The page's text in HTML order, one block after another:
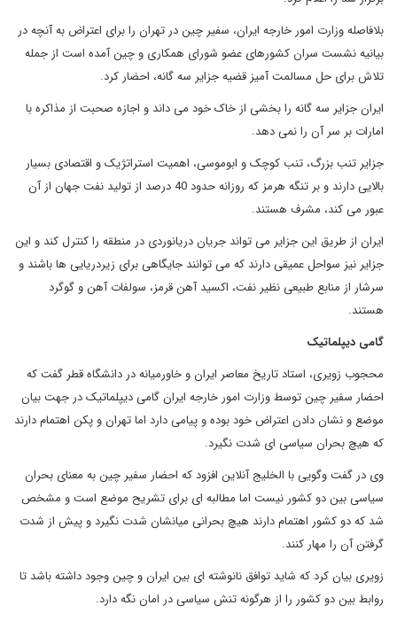
بلافاصله وزارت امور خارجه ایران، سفیر چین در تهران را برای اعتراض به آنچه در
بیانیه نشست سران کشورهای عضو شورای همکاری و چین آمده است از جمله
تلاش برای حل مسالمت آمیز قضیه جزایر سه گانه، احضار کرد.
ایران جزایر سه گانه را بخشی از خاک خود می داند و اجازه صحبت از مذاکره با
امارات بر سر آن را نمی دهد.
جزایر تنب بزرگ، تنب کوچک و ابوموسی، اهمیت استراتژیک و اقتصادی بسیار
بالایی دارند و بر تنگه هرمز که روزانه حدود 40 درصد از تولید نفت جهان از آن
عبور می کند، مشرف هستند.
ایران از طریق این جزایر می تواند جریان دریانوردی در منطقه را کنترل کند و این
جزایر نیز سواحل عمیقی دارند که می توانند جایگاهی برای زیردریایی ها باشند و
سرشار از منابع طبیعی نظیر نفت، اکسید آهن قرمز، سولفات آهن و گوگرد
هستند.
گامی دیپلماتیک
محجوب زویری، استاد تاریخ معاصر ایران و خاورمیانه در دانشگاه قطر گفت که
احضار سفیر چین توسط وزارت امور خارجه ایران گامی دیپلماتیک در جهت بیان
موضع و نشان دادن اعتراض خود بوده و پیامی دارد اما تهران و پکن اهتمام دارند
که هیچ بحران سیاسی ای شدت نگیرد.
وی در گفت وگویی با الخلیج آنلاین افزود که احضار سفیر چین به معنای بحران
سیاسی بین دو کشور نیست اما مطالبه ای برای تشریح موضع است و مشخص
شد که دو کشور اهتمام دارند هیچ بحرانی میانشان شدت نگیرد و پیش از شدت
گرفتن آن را مهار کنند.
زویری بیان کرد که شاید توافق نانوشته ای بین ایران و چین وجود داشته باشد تا
روابط بین دو کشور را از هرگونه تنش سیاسی در امان نگه دارد.